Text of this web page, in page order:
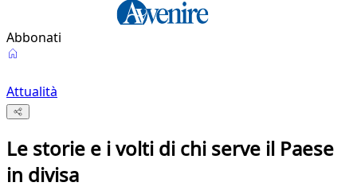
Abbonati
Attualità
Le storie e i volti di chi serve il Paese
in divisa